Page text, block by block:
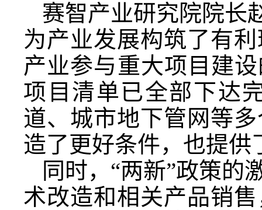
赛智产业研究院院长
为产业发展构筑了有
产业参与重大项目建
项目清单已全部下达
道、城市地下管网等
造了更好条件，也提供
同时，“两新”政策的
术改造和相关产品销